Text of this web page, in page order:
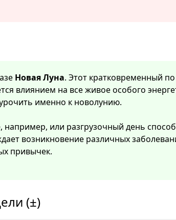
Новая Луна. Этот кратковременный
влиянием на все живое особого
именно к новолунию.
например, или разгрузочный день
возникновение различных
привычек.
(±)